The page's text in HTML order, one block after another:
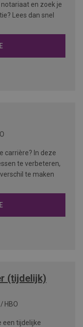
en zoek je
Lees dan snel
carrière? In deze
te verbeteren,
te maken
(tijdelijk)
HBO
een tijdelijke